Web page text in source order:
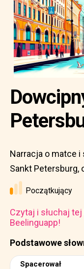
Podstawowe
Spacerował
Narracja o matce
Sankt Petersburg,
Początkujący
Czytaj i słuchaj
Beelinguapp!